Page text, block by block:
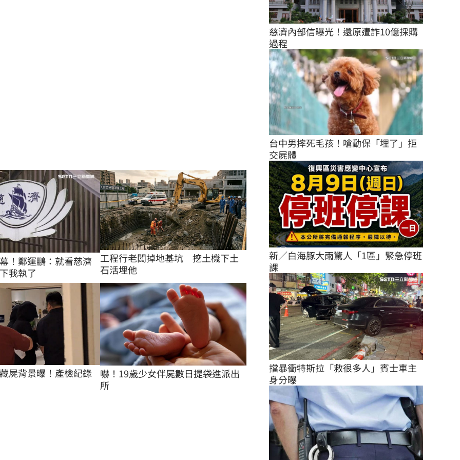
！鄭運鵬：就看慈濟
我執了
工程行老闆掉地基坑　挖土機下土
石活埋他
屍背景曝！產檢紀錄
嚇！19歲少女伴屍數日提袋進派出
所
慈濟內部信曝光！還原遭詐10億採購
過程
台中男摔死毛孩！嗆動保「埋了」拒
交屍體
新／白海豚大雨驚人「1區」緊急停班
課
擋暴衝特斯拉「救很多人」賓士車主
身分曝